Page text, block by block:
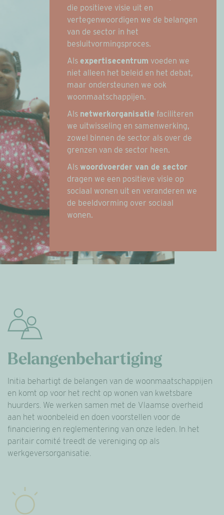
die positieve visie uit en
vertegenwoordigen we de belangen
van de sector in het
besluitvormingsproces.
Als expertisecentrum voeden we
niet alleen het beleid en het debat,
maar ondersteunen we ook
woonmaatschappijen.
Als netwerkorganisatie faciliteren
we uitwisseling en samenwerking,
zowel binnen de sector als over de
grenzen van de sector heen.
Als woordvoerder van de sector
dragen we een positieve visie op
sociaal wonen uit en veranderen we
de beeldvorming over sociaal
wonen.
Belangenbehartiging
Initia behartigt de belangen van de woonmaatschappijen
en komt op voor het recht op wonen van kwetsbare
huurders. We werken samen met de Vlaamse overheid
aan het woonbeleid en doen voorstellen voor de
financiering en reglementering van onze leden. In het
paritair comité treedt de vereniging op als
werkgeversorganisatie.